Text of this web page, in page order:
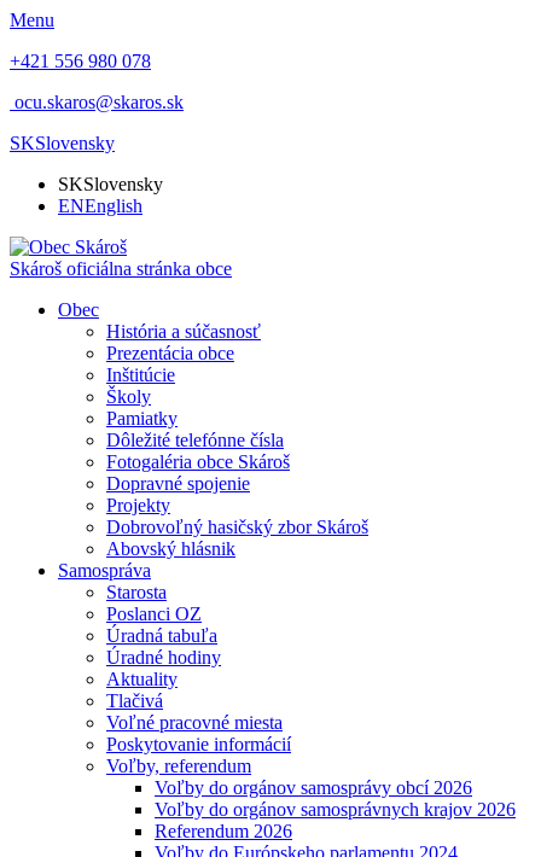
Menu
+421 556 980 078
ocu.skaros@skaros.sk
SKSlovensky
SKSlovensky
ENEnglish
Skároš oficiálna stránka obce
Obec
História a súčasnosť
Prezentácia obce
Inštitúcie
Školy
Pamiatky
Dôležité telefónne čísla
Fotogaléria obce Skároš
Dopravné spojenie
Projekty
Dobrovoľný hasičský zbor Skároš
Abovský hlásnik
Samospráva
Starosta
Poslanci OZ
Úradná tabuľa
Úradné hodiny
Aktuality
Tlačivá
Voľné pracovné miesta
Poskytovanie informácií
Voľby, referendum
Voľby do orgánov samosprávy obcí 2026
Voľby do orgánov samosprávnych krajov 2026
Referendum 2026
Voľby do Európskeho parlamentu 2024